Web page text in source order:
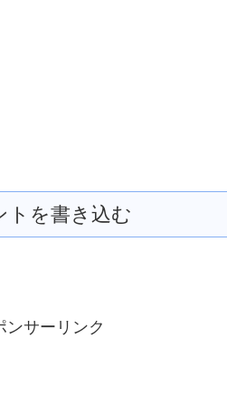
トを書き込む
ンサーリンク